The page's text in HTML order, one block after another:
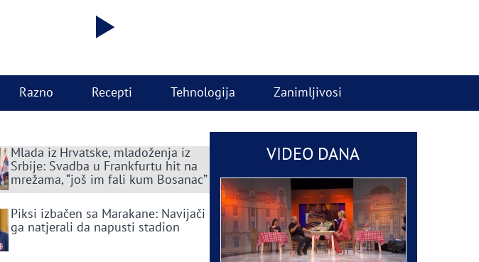
Razno Recepti Tehnologija Zanimljivosi
Mlada iz Hrvatske, mladoženja iz
Srbije: Svadba u Frankfurtu hit na
mrežama, “još im fali kum Bosanac”
Piksi izbačen sa Marakane: Navijači
ga natjerali da napusti stadion
VIDEO DANA